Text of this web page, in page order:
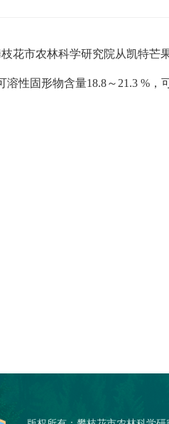
花市农林科学研究院从凯特芒
性固形物含量18.8～21.3 %，